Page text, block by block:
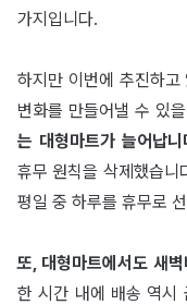
가지입니다.
하지만 이번에 추진하
변화를 만들어낼 수 있
는 대형마트가 늘어납니
휴무 원칙을 삭제했습니
평일 중 하루를 휴무로
또, 대형마트에서도 새
한 시간 내에 배송 역시